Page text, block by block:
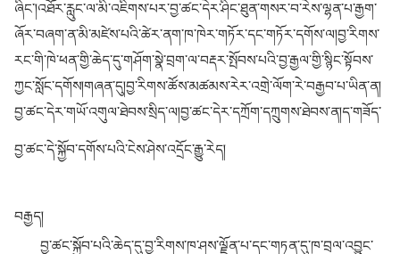
ཞིང་།འཐོར་རླུང་ལ་མི་འཇིགས་པར་བྱ་ཚང་དེར་ཤིང་ཐུན་གསར་བ་རེས་ལྷན་པ་རྒྱག་
ཞོར་བཞག་ན་མི་མཛེས་པའི་ཚེར་ནག་ཁ་ཁེར་གཏོར་དང་གཏོར་དགོས་ལ།བྱ་རིགས་
རང་གི་ཁེ་ཕན་གྱི་ཆེད་དུ་གཤོག་སྣེ་བྲག་ལ་བརྡར་སྤོབས་པའི་བྱ་རྒྱལ་གྱི་སྙིང་སྟོབས་
ཀྱང་སློང་དགོས།གཞན་དུ།བྱ་རིགས་ཚོས་མཚམས་རེར་འགྲེ་ལོག་རེ་བརྒྱབ་པ་ཡིན་ན།
བྱ་ཚང་དེར་གཡོ་འགུལ་ཐེབས་སྲིད་ལ།བྱ་ཚང་དེར་དཀྲོག་དཀྲུགས་ཐེབས་ན།ད་གཟོད་
བྱ་ཚང་དེ་སྐྱོབ་དགོས་པའི་ངེས་ཤེས་འདྲོང་རྒྱུ་རེད།
བརྒྱད།
བྱ་ཚང་སྐྱོབ་པའི་ཆེད་དུ་བྱ་རིགས་ཁ་ཤས་ལྗོན་པ་དང་གཏན་དུ་ཁ་བྲལ་འབྱུང་